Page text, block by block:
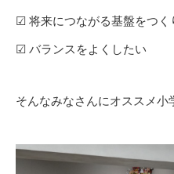
☑︎ 将来につながる基盤をつく
☑︎ バランスをよくしたい
そんなみなさんにオススメ小